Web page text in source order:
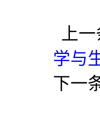
上
学与
下一